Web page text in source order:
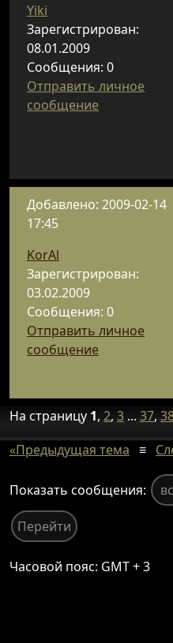
Yiki
Зарегистрирован:
08.01.2009
Сообщения: 0
Отправить личное
сообщение
Добавлено: 2009-02-14
17:45
KorAl
Зарегистрирован:
03.02.2009
Сообщения: 0
Отправить личное
сообщение
На страницу 1, 2, 3 ...37,
«Предыдущая тема ≡
Показать сообщения:
Часовой пояс: GMT + 3